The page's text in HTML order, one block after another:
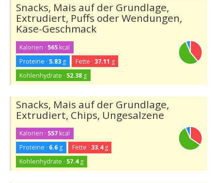
Snacks, Mais auf der Grundlage,
Extrudiert, Puffs oder Wendungen,
Käse-Geschmack
Kalorien · 565 kcal
Proteine · 5.83 g Fette · 37.11 g
Kohlenhydrate · 52.38 g
Snacks, Mais auf der Grundlage,
Extrudiert, Chips, Ungesalzene
Kalorien · 557 kcal
Proteine · 6.6 g Fette · 33.4g
Kohlenhydrate · 57.4g